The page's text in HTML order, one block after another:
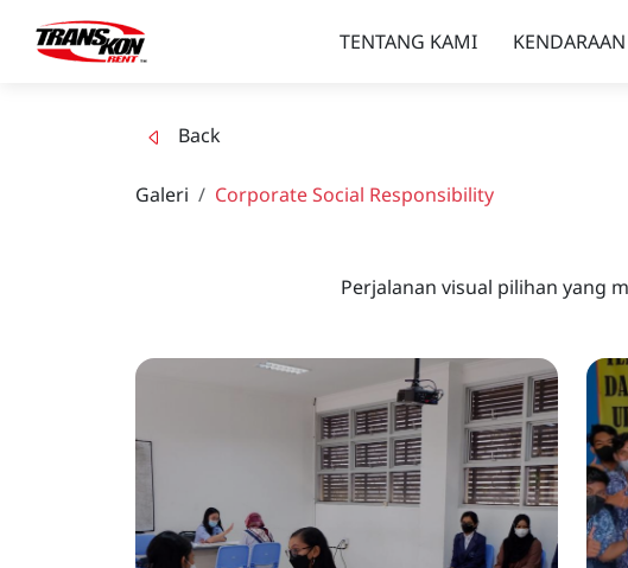
TENTANG KAMI
Back
Galeri Corporate Social Responsibility
Perjalanan visual pilihan yang